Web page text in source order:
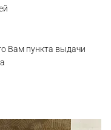
Вам пункта выдачи